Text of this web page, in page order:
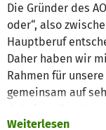
Die Gründer des
oder“, also
Hauptberuf
Daher haben wir
Rahmen für
gemeinsam auf
orchestralen
Weiterlesen